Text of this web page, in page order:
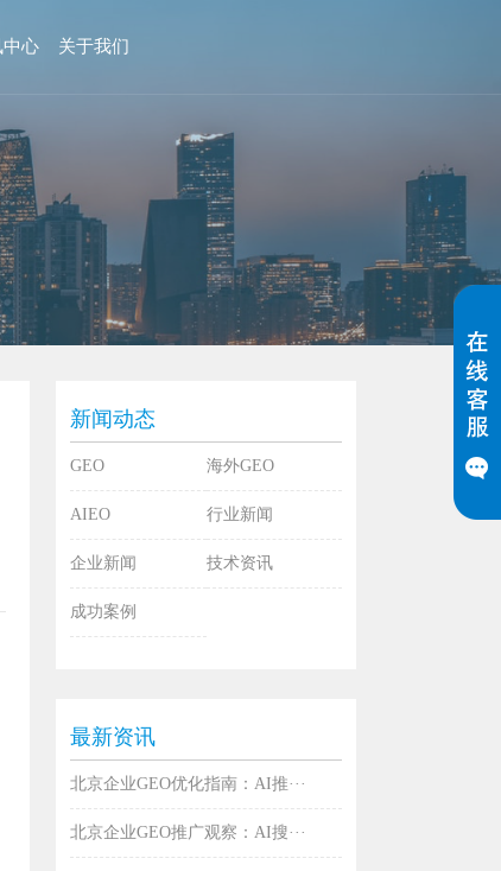
中心 关于我们
新闻动态
GEO 海外GEO
AIEO 行业新闻
企业新闻 技术资讯
成功案例
最新资讯
北京企业GEO优化指南：AI推···
北京企业GEO推广观察：AI搜···